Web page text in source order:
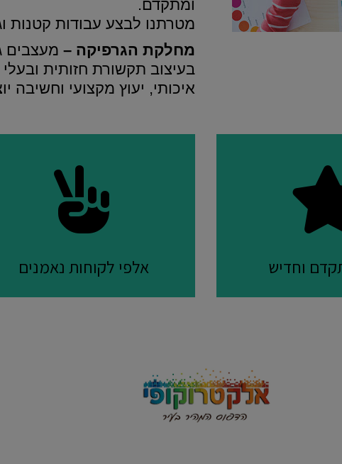
ומתקדם.
מטרתנו לבצע עבודות קטנות
מחלקת הגרפיקה – מעצבים
בעיצוב תקשורת חזותית ובעלי
איכותי, יעוץ מקצועי וחשיבה
וחדיש אלפי לקוחות נאמנים